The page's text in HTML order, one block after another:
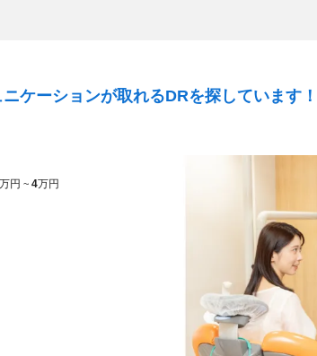
ケーションが取れるDRを探しています！
円 ~ 4万円